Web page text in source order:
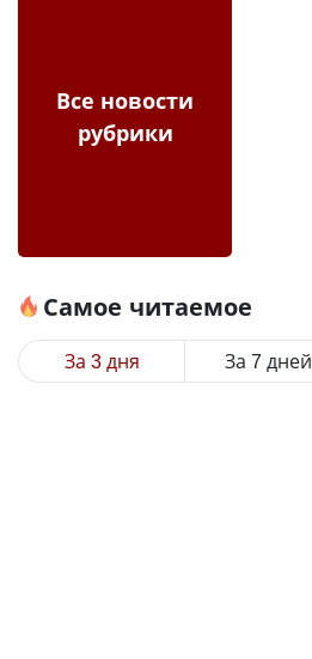
Все новости
рубрики
Самое читаемое
За 3 дня За 7 дней